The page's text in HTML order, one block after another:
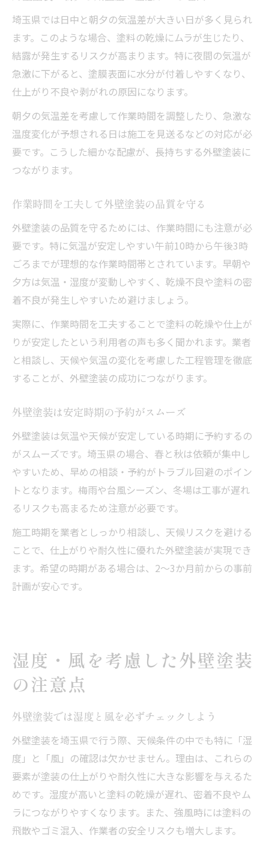
埼玉県では日中と朝夕の気温差が大きい日が多く見られ
ます。このような場合、塗料の乾燥にムラが生じたり、
結露が発生するリスクが高まります。特に夜間の気温が
急激に下がると、塗膜表面に水分が付着しやすくなり、
仕上がり不良や剥がれの原因になります。
朝夕の気温差を考慮して作業時間を調整したり、急激な
温度変化が予想される日は施工を見送るなどの対応が必
要です。こうした細かな配慮が、長持ちする外壁塗装に
つながります。
作業時間を工夫して外壁塗装の品質を守る
外壁塗装の品質を守るためには、作業時間にも注意が必
要です。特に気温が安定しやすい午前10時から午後3時
ごろまでが理想的な作業時間帯とされています。早朝や
夕方は気温・湿度が変動しやすく、乾燥不良や塗料の密
着不良が発生しやすいため避けましょう。
実際に、作業時間を工夫することで塗料の乾燥や仕上が
りが安定したという利用者の声も多く聞かれます。業者
と相談し、天候や気温の変化を考慮した工程管理を徹底
することが、外壁塗装の成功につながります。
外壁塗装は安定時期の予約がスムーズ
外壁塗装は気温や天候が安定している時期に予約するの
がスムーズです。埼玉県の場合、春と秋は依頼が集中し
やすいため、早めの相談・予約がトラブル回避のポイン
トとなります。梅雨や台風シーズン、冬場は工事が遅れ
るリスクも高まるため注意が必要です。
施工時期を業者としっかり相談し、天候リスクを避ける
ことで、仕上がりや耐久性に優れた外壁塗装が実現でき
ます。希望の時期がある場合は、2～3か月前からの事前
計画が安心です。
湿度・風を考慮した外壁塗装
の注意点
外壁塗装では湿度と風を必ずチェックしよう
外壁塗装を埼玉県で行う際、天候条件の中でも特に「湿
度」と「風」の確認は欠かせません。理由は、これらの
要素が塗装の仕上がりや耐久性に大きな影響を与えるた
めです。湿度が高いと塗料の乾燥が遅れ、密着不良やム
ラにつながりやすくなります。また、強風時には塗料の
飛散やゴミ混入、作業者の安全リスクも増大します。